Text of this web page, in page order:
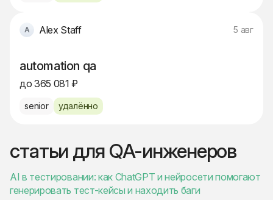
Alex Staff 5 авг
automation qa
до 365 081 ₽
senior удалённо
статьи для QA-инженеров
AI в тестировании: как ChatGPT и нейросети помогают
генерировать тест-кейсы и находить баги